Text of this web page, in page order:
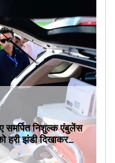
समर्पित निशुल्क एंबुलेंस
हरी झंडी दिखाकर